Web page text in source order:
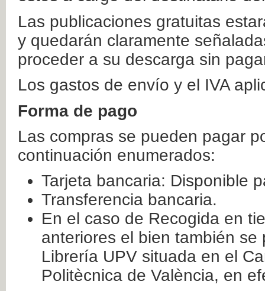
Las publicaciones gratuitas
y quedarán claramente
proceder a su descarga sin
Los gastos de envío y el IVA
Forma de pago
Las compras se pueden pagar
continuación enumerados:
Tarjeta bancaria: Disponible
Transferencia bancaria.
En el caso de Recogida en
anteriores el bien también
Librería UPV situada en el
Politècnica de València, en